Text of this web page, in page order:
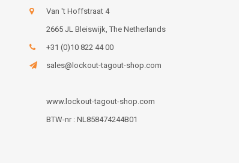
Van 't Hoffstraat 4
2665 JL Bleiswijk, The Netherlands
+31 (0)10 822 44 00
sales@lockout-tagout-shop.com
www.lockout-tagout-shop.com
BTW-nr : NL858474244B01